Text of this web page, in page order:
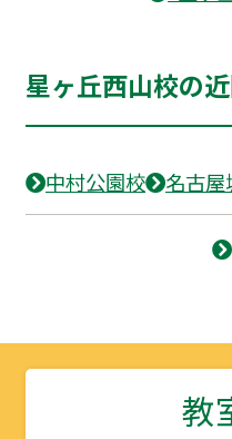
星ヶ丘西山校の
中村公園校 名古屋
教